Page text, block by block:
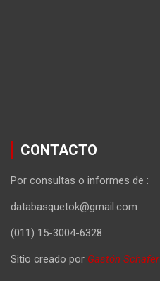
CONTACTO
Por consultas o informes de :
databasquetok@gmail.com
(011) 15-3004-6328
Sitio creado por Gastón Schafer